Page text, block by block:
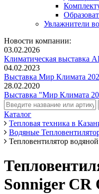
Увлажнители
Новости компании:
03.02.2026
Климатическая выставка
04.02.2023
Выставка Мир Климата
28.02.2020
Выставка "Мир Климата
Каталог
Тепловая техника в
Водяные
Тепловентилятор
Sonniger CR